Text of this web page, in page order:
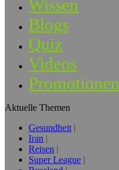
Wissen
Blogs
Quiz
Videos
Promotionen
Aktuelle Themen
Gesundheit
Iran
Reisen
Super League